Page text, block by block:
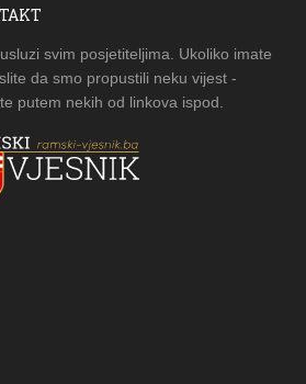
svim posjetiteljima. Ukoliko imate
da smo propustili neku vijest -
putem nekih od linkova ispod.